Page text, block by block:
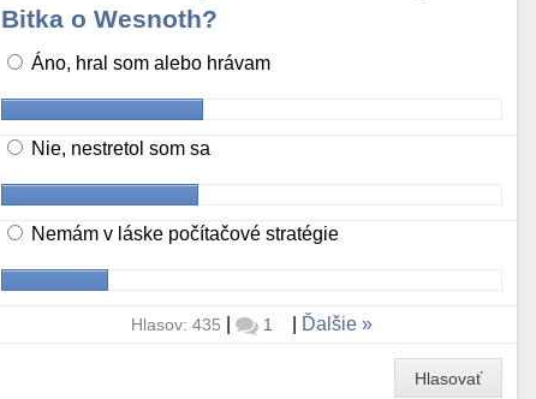
Bitka o Wesnoth?
Áno, hral som alebo hrávam
Nie, nestretol som sa
Nemám v láske počítačové stratégie
Hlasov: 435 | 1 Ďalšie
Hlasovať